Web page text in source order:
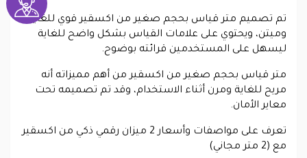
تم تصميم متر قياس بحجم صغير من اكسقير قوي للغاية
وميتن، ويحتوي على علامات القياس بشكل واضح للغاية
ليسهل على المستخدمين قرائته بوضوح.
متر قياس بحجم صغير من اكسقير من أهم مميزاته أنه
مريح للغاية ومرن أثناء الاستخدام، وقد تم تصميمه تحت
معاير الأمان.
تعرف على مواصفات وأسعار 2 ميزان رقمي ذكي من اكسقير
مع (2 متر مجاني)